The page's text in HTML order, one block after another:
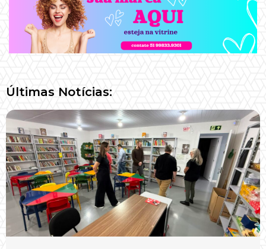
Últimas Notícias: